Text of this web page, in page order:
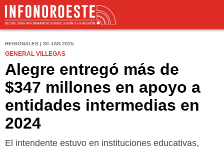
REGIONALES | 30 JAN 2025
GENERAL VILLEGAS
Alegre entregó más de
$347 millones en apoyo a
entidades intermedias en
2024
El intendente estuvo en instituciones educativas,